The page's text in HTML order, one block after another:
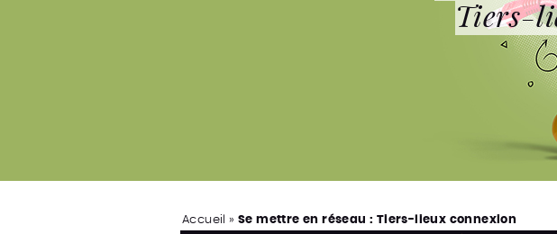
Tiers-
Accueil »Se mettre en réseau : Tiers-lieux connexion